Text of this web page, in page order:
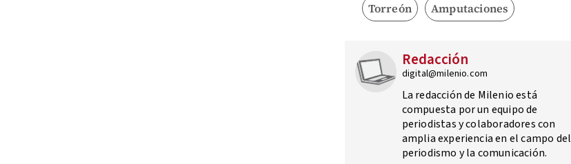
Torreón Amputaciones
Redacción
digital@milenio.com
La redacción de Milenio está
compuesta por un equipo de
periodistas y colaboradores con
amplia experiencia en el campo del
periodismo y la comunicación.